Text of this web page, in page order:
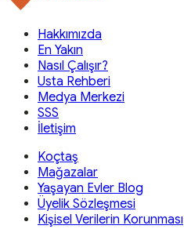
Hakkımızda
En Yakın
Nasıl Çalışır?
Usta Rehberi
Medya Merkezi
SSS
İletişim
Koçtaş
Mağazalar
Yaşayan Evler Blog
Üyelik Sözleşmesi
Kişisel Verilerin Korunması